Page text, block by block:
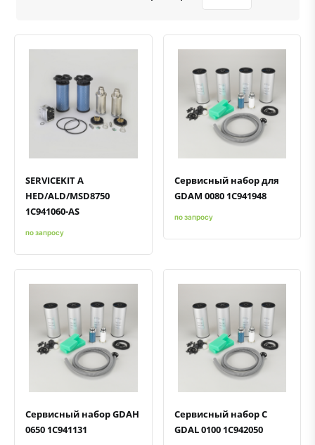
Быстрый просмотрДобавить к сравнению
Добавить в избранное
SERVICEKIT A
HED/ALD/MSD8750
1C941060-AS
по запросу
Быстрый просмотрДобавить к сравнению
Добавить в избранное
Сервисный набор для
GDAM 0080 1C941948
по запросу
Быстрый просмотрДобавить к сравнению
Добавить в избранное
Сервисный набор GDAH
0650 1C941131
Быстрый просмотрДобавить к сравнению
Добавить в избранное
Сервисный набор С
GDAL 0100 1С942050